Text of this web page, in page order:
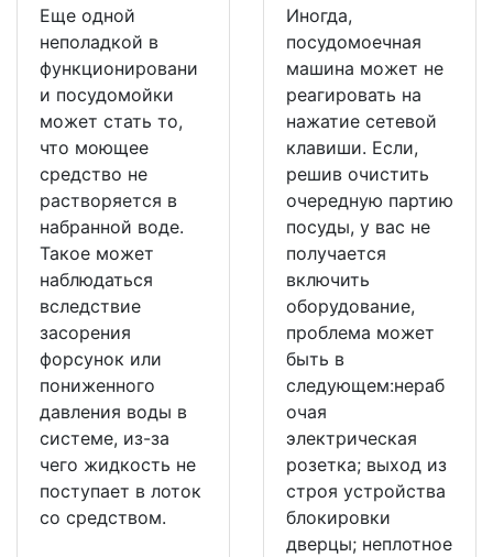
Еще одной
неполадкой в
функционировани
и посудомойки
может стать то,
что моющее
средство не
растворяется в
набранной воде.
Такое может
наблюдаться
вследствие
засорения
форсунок или
пониженного
давления воды в
системе, из-за
чего жидкость не
поступает в лоток
со средством.
Иногда,
посудомоечная
машина может не
реагировать на
нажатие сетевой
клавиши. Если,
решив очистить
очередную партию
посуды, у вас не
получается
включить
оборудование,
проблема может
быть в
следующем:нераб
очая
электрическая
розетка; выход из
строя устройства
блокировки
дверцы; неплотное